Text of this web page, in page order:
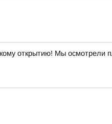
открытию! Мы осмотрели